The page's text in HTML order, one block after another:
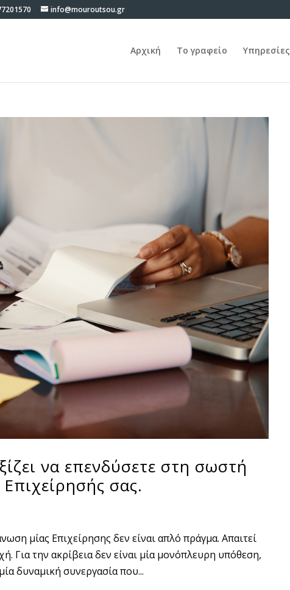
info@mouroutsou.gr
Αρχική Το γραφείο Υπηρεσίες
να επενδύσετε στη σωστή
σας.
μίας Επιχείρησης δεν είναι απλό πράγμα. Απαιτεί
Για την ακρίβεια δεν είναι μία μονόπλευρη υπόθεση,
δυναμική συνεργασία που...